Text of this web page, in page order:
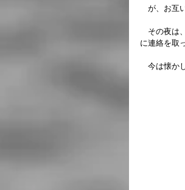
が、お互
その夜は
に連絡を取
今は懐か